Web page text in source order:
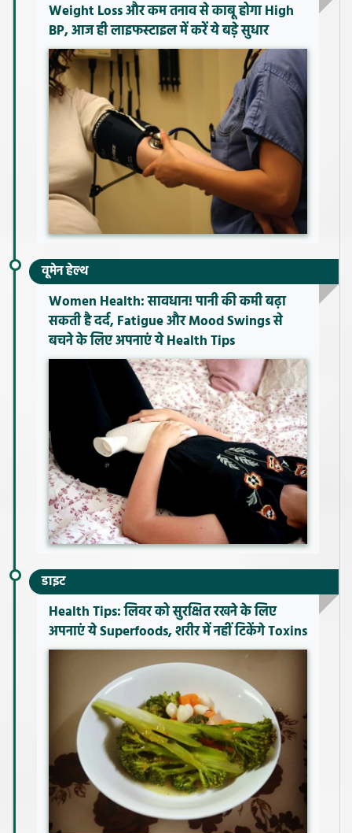
Weight Loss और कम तनाव से काबू होगा High
BP, आज ही लाइफस्टाइल में करें ये बड़े सुधार
वूमेन हेल्थ
Women Health: सावधान! पानी की कमी बढ़ा
सकती है दर्द, Fatigue और Mood Swings से
बचने के लिए अपनाएं ये Health Tips
डाइट
Health Tips: लिवर को सुरक्षित रखने के लिए
अपनाएं ये Superfoods, शरीर में नहीं टिकेंगे Toxins